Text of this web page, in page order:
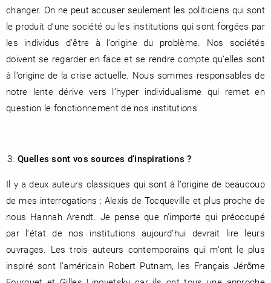
changer. On ne peut accuser seulement les politiciens qui sont
le produit d’une société ou les institutions qui sont forgées par
les individus d’être à l’origine du problème. Nos sociétés
doivent se regarder en face et se rendre compte qu’elles sont
à l’origine de la crise actuelle. Nous sommes responsables de
notre lente dérive vers l’hyper individualisme qui remet en
question le fonctionnement de nos institutions
Quelles sont vos sources d’inspirations ?
Il y a deux auteurs classiques qui sont à l’origine de beaucoup
de mes interrogations : Alexis de Tocqueville et plus proche de
nous Hannah Arendt. Je pense que n’importe qui préoccupé
par l’état de nos institutions aujourd’hui devrait lire leurs
ouvrages. Les trois auteurs contemporains qui m’ont le plus
inspiré sont l’américain Robert Putnam, les Français Jérôme